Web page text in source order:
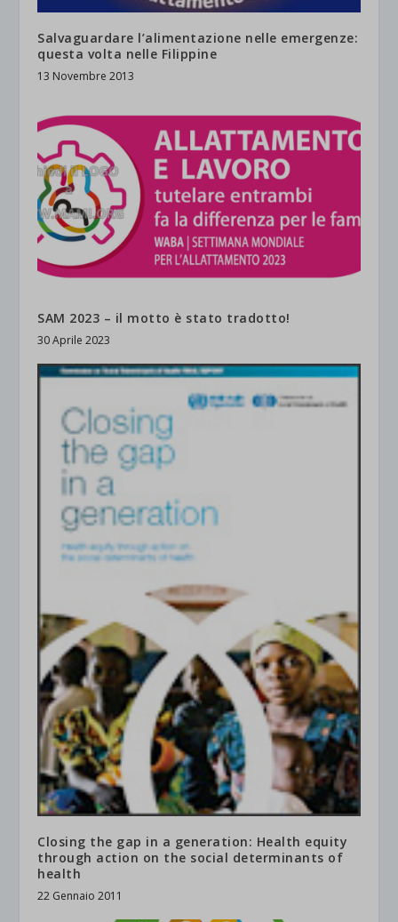
Salvaguardare l’alimentazione nelle emergenze:
questa volta nelle Filippine
13 Novembre 2013
SAM 2023 – il motto è stato tradotto!
30 Aprile 2023
Closing the gap in a generation: Health equity
through action on the social determinants of
health
22 Gennaio 2011